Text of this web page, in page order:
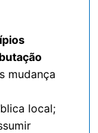
mudança
local;